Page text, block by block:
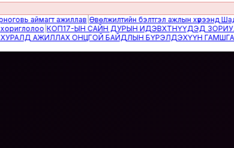
аймагт ажиллав|Өвөлжилтийн бэлтгэл ажлын хүрээнд Шадар
|КОП17-ЫН САЙН ДУРЫН ИДЭВХТНҮҮДЭД ЗОРИУЛСАН
АЖИЛЛАХ ОНЦГОЙ БАЙДЛЫН БҮРЭЛДЭХҮҮН ГАМШГААС